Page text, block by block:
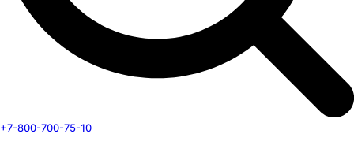
+7-800-700-75-10